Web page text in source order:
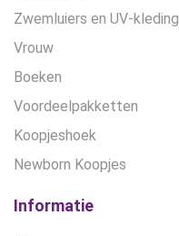
Zwemluiers en UV-kleding
Vrouw
Boeken
Voordeelpakketten
Koopjeshoek
Newborn Koopjes
Informatie